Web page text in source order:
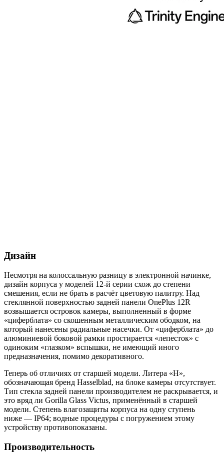
Дизайн
Несмотря на колоссальную разницу в электронной начинке,
дизайн корпуса у моделей 12-й серии схож до степени
смешения, если не брать в расчёт цветовую палитру. Над
стеклянной поверхностью задней панели OnePlus 12R
возвышается островок камеры, выполненный в форме
«циферблата» со скошенным металлическим ободком, на
который нанесены радиальные насечки. От «циферблата» до
алюминиевой боковой рамки простирается «лепесток» с
одиноким «глазком» вспышки, не имеющий иного
предназначения, помимо декоративного.
Теперь об отличиях от старшей модели. Литера «H»,
обозначающая бренд Hasselblad, на блоке камеры отсутствует.
Тип стекла задней панели производителем не раскрывается, и
это вряд ли Gorilla Glass Victus, применённый в старшей
модели. Степень влагозащиты корпуса на одну ступень
ниже — IP64; водные процедуры с погружением этому
устройству противопоказаны.
Производительность